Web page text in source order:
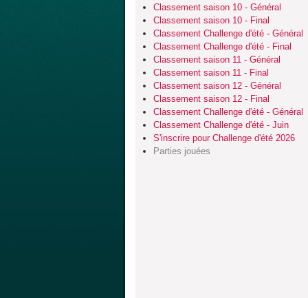
Classement saison 10 - Général
Classement saison 10 - Final
Classement Challenge d'été - Général
Classement Challenge d'été - Final
Classement saison 11 - Général
Classement saison 11 - Final
Classement saison 12 - Général
Classement saison 12 - Final
Classement Challenge d'été - Général
Classement Challenge d'été - Juin
S'inscrire pour Challenge d'été 2026
Parties jouées